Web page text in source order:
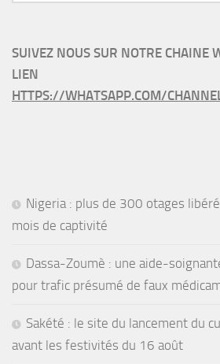
SUIVEZ NOUS SUR NOTRE CHAINE
LIEN
HTTPS://WHATSAPP.COM/
Nigeria : plus de 300 otages
mois de captivité
Dassa-Zoumè : une aide-
pour trafic présumé de faux
Sakété : le site du lancement du
avant les festivités du 16 août